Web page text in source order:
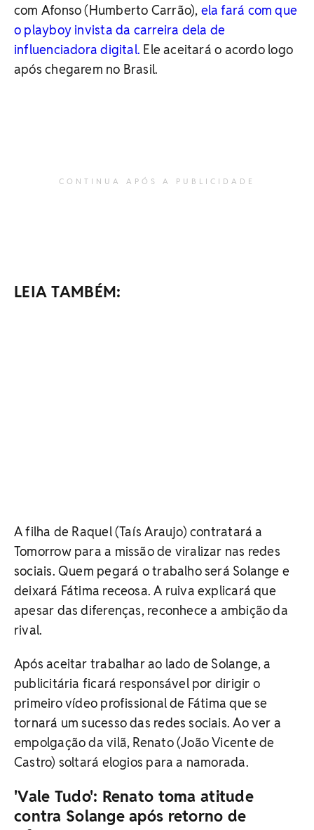
com Afonso (Humberto Carrão), ela fará com que
o playboy invista da carreira dela de
influenciadora digital. Ele aceitará o acordo logo
após chegarem no Brasil.
CONTINUA APÓS A PUBLICIDADE
LEIA TAMBÉM:
A filha de Raquel (Taís Araujo) contratará a
Tomorrow para a missão de viralizar nas redes
sociais. Quem pegará o trabalho será Solange e
deixará Fátima receosa. A ruiva explicará que
apesar das diferenças, reconhece a ambição da
rival.
Após aceitar trabalhar ao lado de Solange, a
publicitária ficará responsável por dirigir o
primeiro vídeo profissional de Fátima que se
tornará um sucesso das redes sociais. Ao ver a
empolgação da vilã, Renato (João Vicente de
Castro) soltará elogios para a namorada.
'Vale Tudo': Renato toma atitude
contra Solange após retorno de